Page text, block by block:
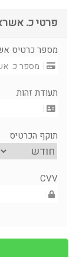
פרטי כ.
מספר כרטיס
תעודת זהות
תוקף הכרטיס
CVV